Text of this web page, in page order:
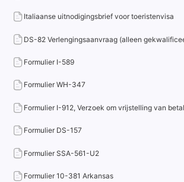
Italiaanse uitnodigingsbrief voor toeristenvisa
DS-82 Verlengingsaanvraag (alleen
Formulier I-589
Formulier WH-347
Formulier I-912, Verzoek om vrijstelling van
Formulier DS-157
Formulier SSA-561-U2
Formulier 10-381 Arkansas